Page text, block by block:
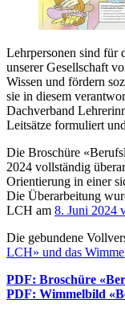
Lehrpersonen sind
unserer Gesellschaft
Wissen und fördern
sie in diesem
Dachverband
Leitsätze formuliert
Die Broschüre
2024 vollständig
Orientierung in einer
Die Überarbeitung
LCH am 8. Juni 2024
Die gebundene
LCH» und das
PDF: Broschüre
PDF: Wimmelbild